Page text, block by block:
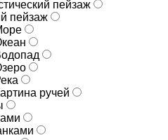
пейзаж
пейзаж
ручей